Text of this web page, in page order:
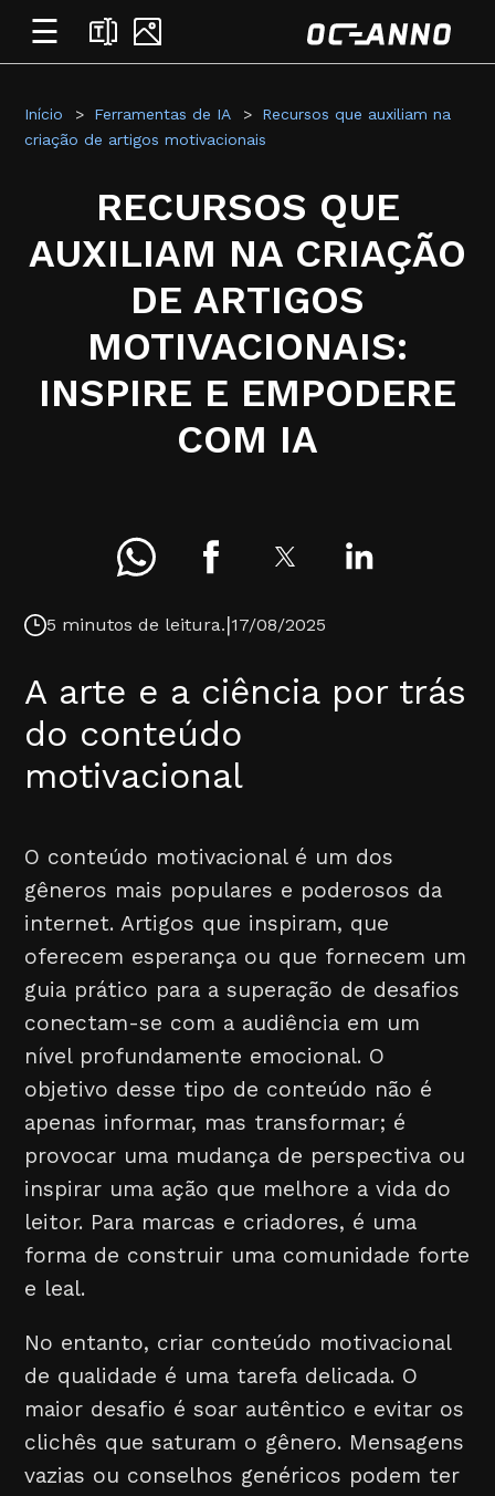
☰
Início Ferramentas de IA
Recursos que auxiliam na
criação de artigos motivacionais
RECURSOS QUE
AUXILIAM NA CRIAÇÃO
DE ARTIGOS
MOTIVACIONAIS:
INSPIRE E EMPODERE
COM IA
5 minutos de leitura.|17/08/2025
A arte e a ciência por trás
do conteúdo
motivacional
O conteúdo motivacional é um dos
gêneros mais populares e poderosos da
internet. Artigos que inspiram, que
oferecem esperança ou que fornecem um
guia prático para a superação de desafios
conectam-se com a audiência em um
nível profundamente emocional. O
objetivo desse tipo de conteúdo não é
apenas informar, mas transformar; é
provocar uma mudança de perspectiva ou
inspirar uma ação que melhore a vida do
leitor. Para marcas e criadores, é uma
forma de construir uma comunidade forte
e leal.
No entanto, criar conteúdo motivacional
de qualidade é uma tarefa delicada. O
maior desafio é soar autêntico e evitar os
clichês que saturam o gênero. Mensagens
vazias ou conselhos genéricos podem ter